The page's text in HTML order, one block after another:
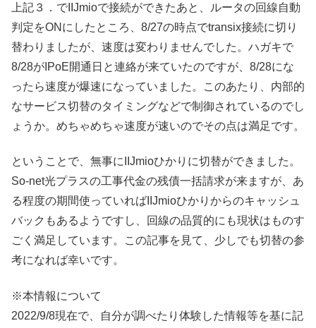
上記３．でIIJmioで接続ができたあと、ルータの回線自動
判定をONにしたところ、8/27の時点でtransix接続に切り
替わりましたが、速度は変わりませんでした。ハガキで
8/28がIPoE開通日と連絡が来ていたのですが、8/28にな
ったら速度が爆速になっていました。このあたり、内部的
なサービス切替のタイミングなどで制御されているのでし
ょうか。めちゃめちゃ速度が速いのでその点は満足です。
ということで、無事にIIJmioひかりに切替ができました。
So-net光プラスの工事代金の残債一括請求が来ますが、あ
る程度の期間使っていればIIJmioひかりからのキャッシュ
バックもあるようですし、回線の品質的にも現状はものす
ごく満足しています。この記事を見て、少しでも切替の参
考になれば幸いです。
※本情報について
2022/9/8現在で、自分が調べたり体験した情報等を基に記